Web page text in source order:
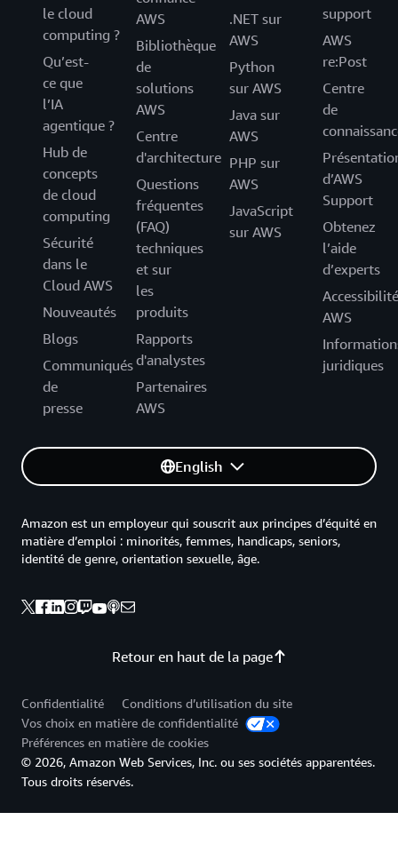
le cloud
computing ?
Qu’est-
ce que
l’IA
agentique ?
Hub de
concepts
de cloud
computing
Sécurité
dans le
Cloud AWS
Nouveautés
Blogs
Communiqués
de
presse
AWS
Bibliothèque
de
solutions
AWS
Centre
d'architecture
Questions
fréquentes
(FAQ)
techniques
et sur
les
produits
Rapports
d'analystes
Partenaires
AWS
.NET sur
AWS
Python
sur AWS
Java sur
AWS
PHP sur
AWS
JavaScript
sur AWS
support
AWS
re:Post
Centre
de
d’AWS
Support
Obtenez
l’aide
d’experts
Accessibilité
AWS
juridiques
English
Retour en haut de la page
Amazon est un employeur qui souscrit aux principes d’équité en
matière d’emploi : minorités, femmes, handicaps, seniors,
identité de genre, orientation sexuelle, âge.
Confidentialité
Conditions d’utilisation du site
Vos choix en matière de confidentialité
Préférences en matière de cookies
© 2026, Amazon Web Services, Inc. ou ses sociétés apparentées.
Tous droits réservés.